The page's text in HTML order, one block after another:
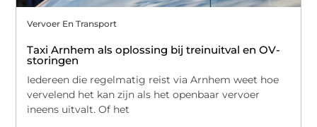
Vervoer En Transport
Taxi Arnhem als oplossing bij treinuitval en OV-
storingen
Iedereen die regelmatig reist via Arnhem weet hoe
vervelend het kan zijn als het openbaar vervoer
ineens uitvalt. Of het